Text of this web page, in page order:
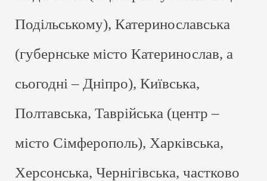
Подільському), Катеринославська
(губернське місто Катеринослав, а
сьогодні – Дніпро), Київська,
Полтавська, Таврійська (центр –
місто Сімферополь), Харківська,
Херсонська, Чернігівська, частково